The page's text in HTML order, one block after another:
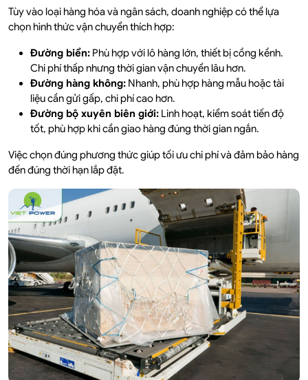
Tùy vào loại hàng hóa và ngân sách, doanh nghiệp có thể lựa
chọn hình thức vận chuyển thích hợp:
Đường biển: Phù hợp với lô hàng lớn, thiết bị cồng kềnh.
Chi phí thấp nhưng thời gian vận chuyển lâu hơn.
Đường hàng không: Nhanh, phù hợp hàng mẫu hoặc tài
liệu cần gửi gấp, chi phí cao hơn.
Đường bộ xuyên biên giới: Linh hoạt, kiểm soát tiến độ
tốt, phù hợp khi cần giao hàng đúng thời gian ngắn.
Việc chọn đúng phương thức giúp tối ưu chi phí và đảm bảo hàng
đến đúng thời hạn lắp đặt.